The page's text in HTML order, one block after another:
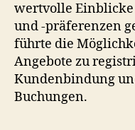
wertvolle
und -präferenzen
führte die
Angebote zu
Kundenbindung
Buchungen.